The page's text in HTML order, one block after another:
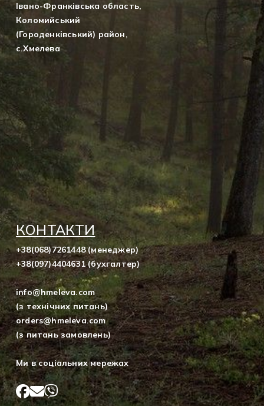
Івано-Франківська область,
Коломийський
(Городенківський) район,
с.Хмелева
КОНТАКТИ
+38(068)7261448 (менеджер)
+38(097)4404631 (бухгалтер)
info@hmeleva.com
(з технічних питань)
orders@hmeleva.com
(з питань замовлень)
Ми в соціальних мережах